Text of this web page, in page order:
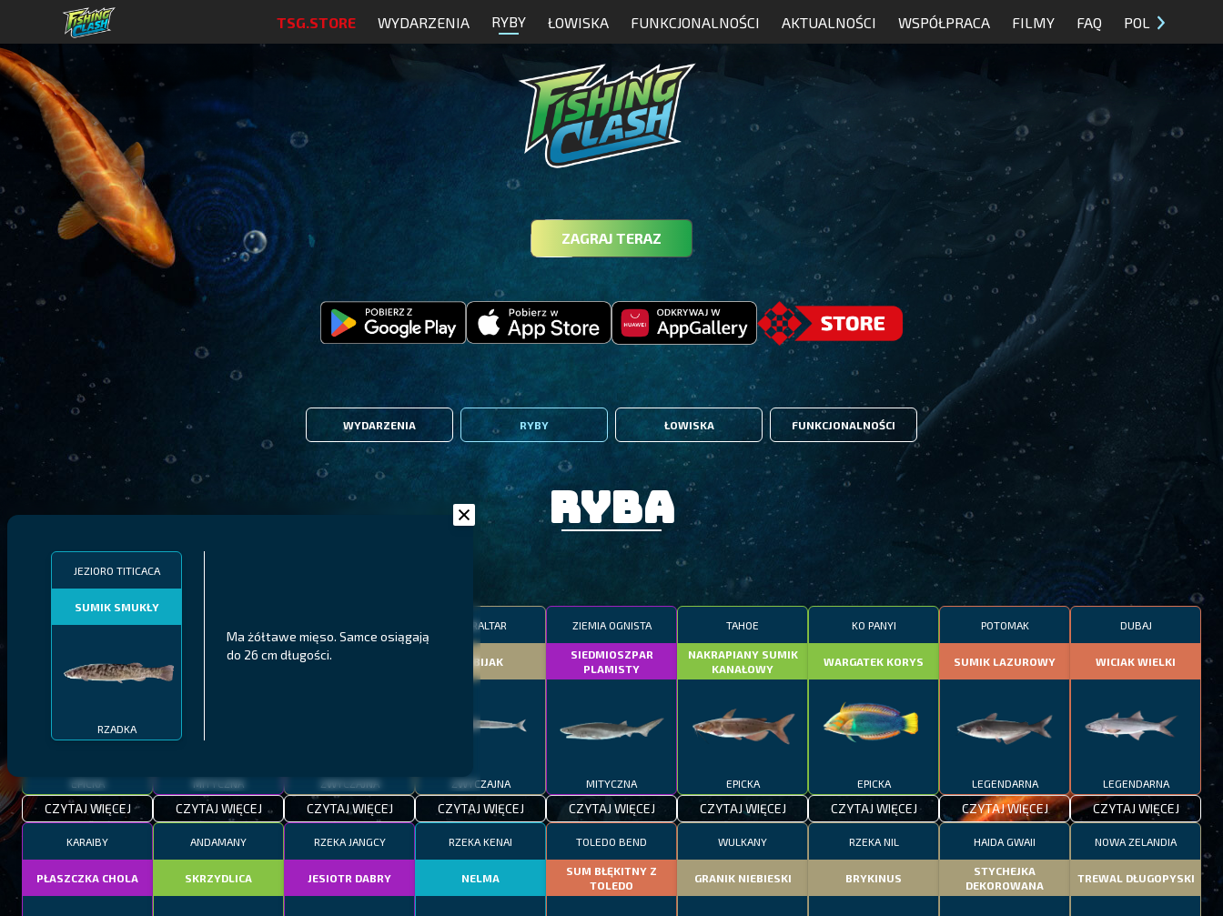
TSG.STORE WYDARZENIA RYBY ŁOWISKA FUNKCJONALNOŚCI AKTUALNOŚCI WSPÓŁPRACA FILMY FAQ POL
ZAGRAJ TERAZ
WYDARZENIA RYBY ŁOWISKA FUNKCJONALNOŚCI
JEZIORO TITICACA
SUMIK SMUKŁY
RZADKA
Ma żółtawe mięso. Samce osiągają
do 26 cm długości.
Ryba
FILTRY
MALAWI
PYSZCZAK ZACHODNI
EPICKA
CZYTAJ WIĘCEJ
PÓŁNOCNE FIORDY
LING
MITYCZNA
CZYTAJ WIĘCEJ
ZWYCZAJNA
CZYTAJ WIĘCEJ
GIBRALTAR
DOBIJAK
ZWYCZAJNA
CZYTAJ WIĘCEJ
ZIEMIA OGNISTA
SIEDMIOSZPAR
PLAMISTY
MITYCZNA
CZYTAJ WIĘCEJ
TAHOE
NAKRAPIANY SUMIK
KANAŁOWY
EPICKA
CZYTAJ WIĘCEJ
KO PANYI
WARGATEK KORYS
EPICKA
CZYTAJ WIĘCEJ
POTOMAK
SUMIK LAZUROWY
LEGENDARNA
CZYTAJ WIĘCEJ
DUBAJ
WICIAK WIELKI
LEGENDARNA
CZYTAJ WIĘCEJ
KARAIBY
PŁASZCZKA CHOLA
ANDAMANY
SKRZYDLICA
RZEKA JANGCY
JESIOTR DABRY
RZEKA KENAI
NELMA
TOLEDO BEND
SUM BŁĘKITNY Z
TOLEDO
WULKANY
GRANIK NIEBIESKI
RZEKA NIL
BRYKINUS
HAIDA GWAII
STYCHEJKA
DEKOROWANA
NOWA ZELANDIA
TREWAL DŁUGOPYSKI